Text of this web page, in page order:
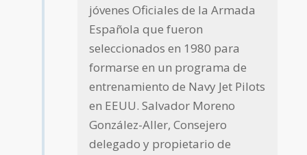
jóvenes Oficiales de la Armada
Española que fueron
seleccionados en 1980 para
formarse en un programa de
entrenamiento de Navy Jet Pilots
en EEUU. Salvador Moreno
González-Aller, Consejero
delegado y propietario de